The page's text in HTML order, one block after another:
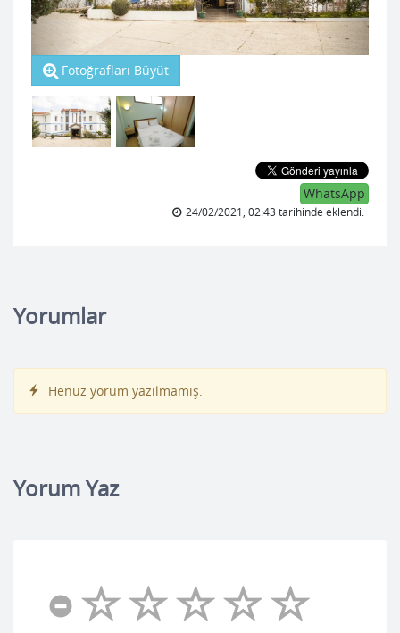
Fotoğrafları Büyüt
WhatsApp
24/02/2021, 02:43 tarihinde eklendi.
Yorumlar
Henüz yorum yazılmamış.
Yorum Yaz